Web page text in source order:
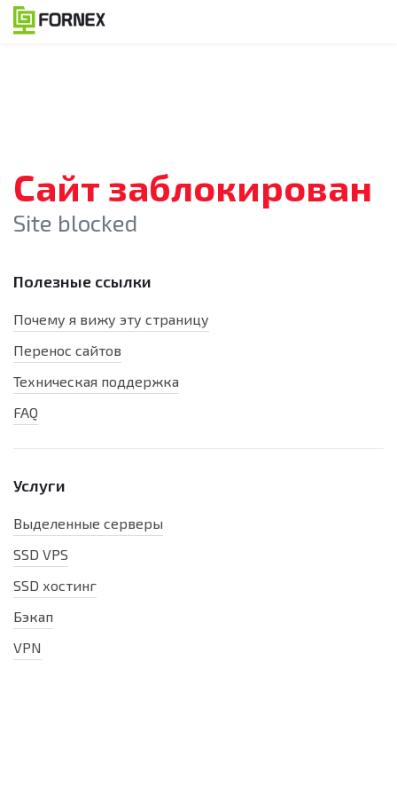
Сайт заблокирован
Site blocked
Полезные ссылки
Почему я вижу эту страницу
Перенос сайтов
Техническая поддержка
FAQ
Услуги
Выделенные серверы
SSD VPS
SSD хостинг
Бэкап
VPN